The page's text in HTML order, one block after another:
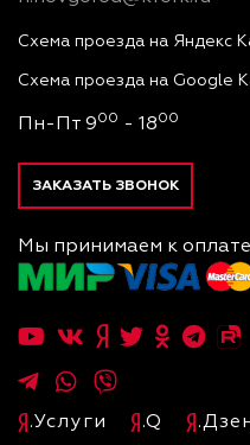
Схема проезда на Яндекс
Схема проезда на Google
Пн-Пт 900 - 1800
ЗАКАЗАТЬ ЗВОНОК
Мы принимаем к
.Услуги .Q